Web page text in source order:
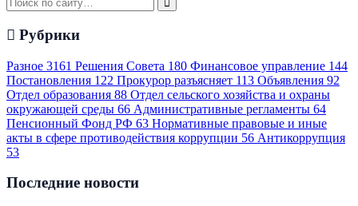
Рубрики
Разное 3161 Решения Совета 180 Финансовое управление 144
Постановления 122 Прокурор разъясняет 113 Объявления 92
Отдел образования 88 Отдел сельского хозяйства и охраны
окружающей среды 66 Административные регламенты 64
Пенсионный Фонд РФ 63 Нормативные правовые и иные
акты в сфере противодействия коррупции 56 Антикоррупция
53
Последние новости